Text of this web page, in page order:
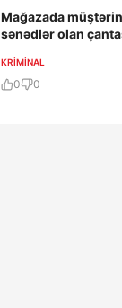
Mağazada
sənədlər olan
KRIMINAL
0 0